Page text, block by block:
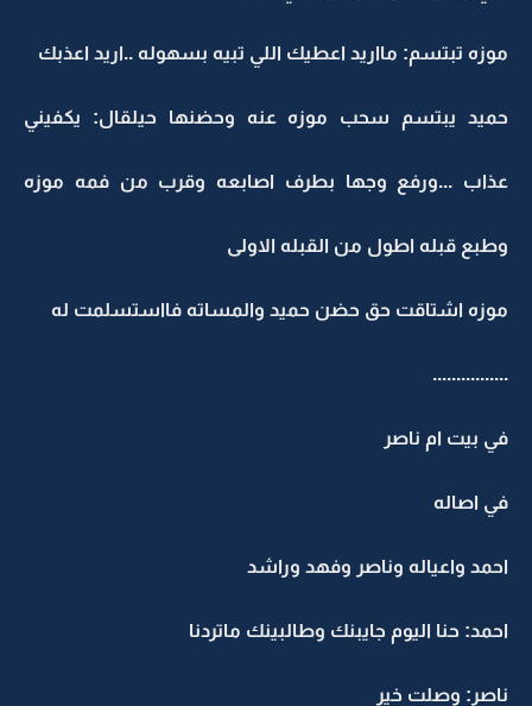
موزه تبتسم: مااريد اعطيك اللي تبيه بسهوله ..اريد اعذبك
حميد يبتسم سحب موزه عنه وحضنها حيلقال: يكفيني
عذاب ...ورفع وجها بطرف اصابعه وقرب من فمه موزه
وطبع قبله اطول من القبله الاولى
موزه اشتاقت حق حضن حميد والمساته فااستسلمت له
................
في بيت ام ناصر
في اصاله
احمد واعياله وناصر وفهد وراشد
احمد: حنا اليوم جايبنك وطالبينك ماتردنا
ناصر: وصلت خير